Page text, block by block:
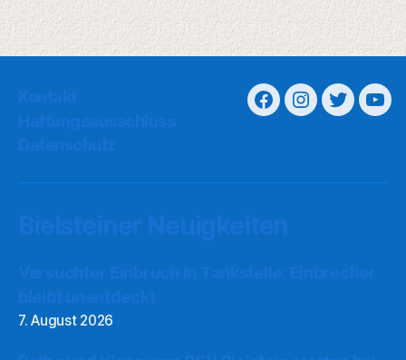
7. August 2026